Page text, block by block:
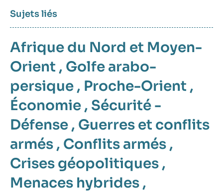
Sujets liés
Afrique du Nord et Moyen-
Orient , Golfe arabo-
persique , Proche-Orient ,
Économie , Sécurité -
Défense , Guerres et conflits
armés , Conflits armés ,
Crises géopolitiques ,
Menaces hybrides ,